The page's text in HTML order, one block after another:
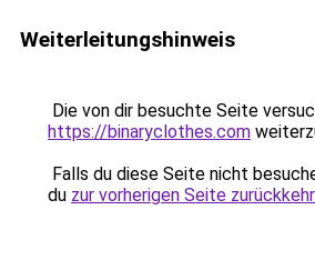
Weiterleitungshinweis
Die von dir besuchte Seite
https://binaryclothes.com
Falls du diese Seite nicht
du zur vorherigen Seite